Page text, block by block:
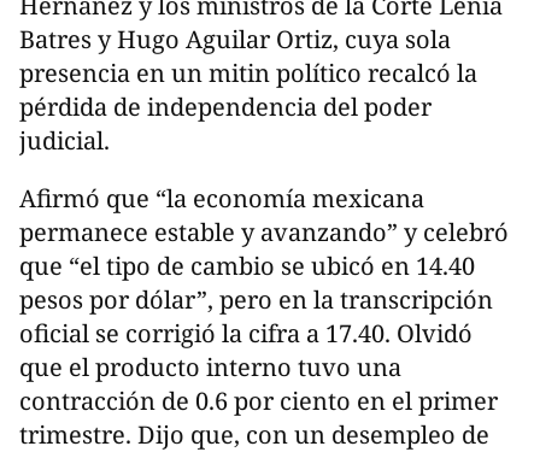
Batres y Hugo Aguilar Ortiz, cuya sola
presencia en un mitin político recalcó la
pérdida de independencia del poder
judicial.
Afirmó que “la economía mexicana
permanece estable y avanzando” y celebró
que “el tipo de cambio se ubicó en 14.40
pesos por dólar”, pero en la transcripción
oficial se corrigió la cifra a 17.40. Olvidó
que el producto interno tuvo una
contracción de 0.6 por ciento en el primer
trimestre. Dijo que, con un desempleo de